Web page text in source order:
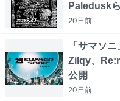
Paledusk
20日前
「サマソ
Zilqy、
公開
20日前